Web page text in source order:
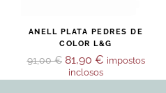
ANELL PLATA PEDRES DE
COLOR L&G
91,00€ 81,90 € impostos
inclosos